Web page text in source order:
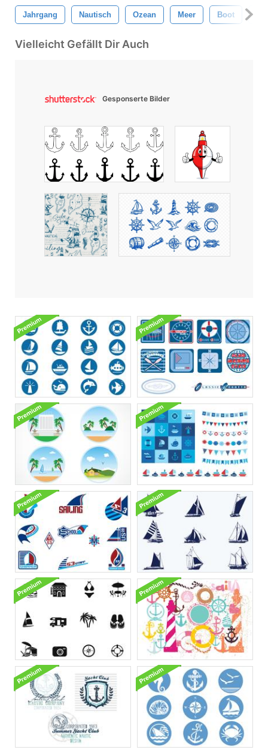
Jahrgang Nautisch Ozean Meer Boot
Vielleicht Gefällt Dir Auch
Gesponserte Bilder